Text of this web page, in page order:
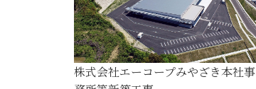
株式会社エーコープみやざき本社事